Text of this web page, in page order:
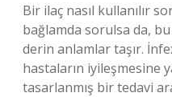
Bir ilaç nasıl kullanılır
bağlamda sorulsa da,
derin anlamlar taşır.
hastaların iyileşmesine
tasarlanmış bir tedavi